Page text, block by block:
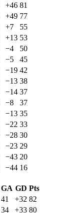
+46 81
+49 77
+7
55
+13 53
−4
50
−5
45
−19 42
−13 38
−14 37
−8
37
−13 35
−22 33
−28 30
−23 29
−43 20
−44 16
GA GD Pts
41 +32 82
34 +33 80